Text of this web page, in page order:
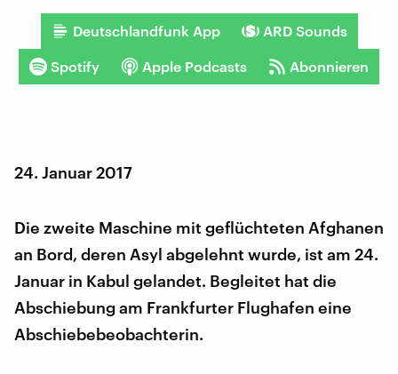
Deutschlandfunk App ARD Sounds
Spotify Apple Podcasts Abonnieren
24. Januar 2017
Die zweite Maschine mit geflüchteten Afghanen
an Bord, deren Asyl abgelehnt wurde, ist am 24.
Januar in Kabul gelandet. Begleitet hat die
Abschiebung am Frankfurter Flughafen eine
Abschiebebeobachterin.